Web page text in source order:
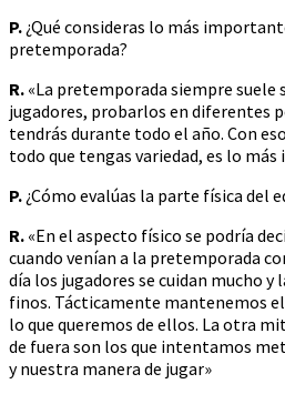
P. ¿Qué consideras lo más
pretemporada?
R. «La pretemporada siempre suele
jugadores, probarlos en diferentes
tendrás durante todo el año. Con
todo que tengas variedad, es lo
P. ¿Cómo evalúas la parte física del
R. «En el aspecto físico se podría
cuando venían a la pretemporada
día los jugadores se cuidan mucho y
finos. Tácticamente mantenemos
lo que queremos de ellos. La otra
de fuera son los que intentamos
y nuestra manera de jugar»